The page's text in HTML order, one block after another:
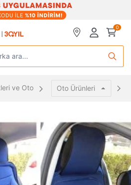
0
ara...
ve Oto Oto Ürünleri